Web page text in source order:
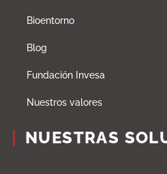
Bioentorno
Blog
Fundación Invesa
Nuestros valores
NUESTRAS